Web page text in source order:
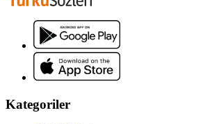
Kategoriler